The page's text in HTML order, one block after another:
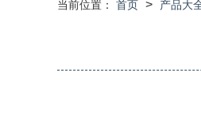
当前位置： 首页 > 产品大